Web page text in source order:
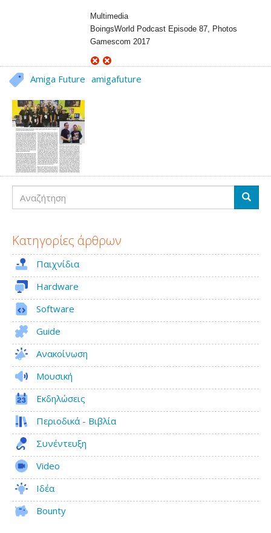
Multimedia
BoingsWorld Podcast Episode 87, Photos
Gamescom 2017
Amiga Future amigafuture
Αναζήτηση
Κατηγορίες άρθρων
Παιχνίδια
Hardware
Software
Guide
Ανακοίνωση
Μουσική
Εκδηλώσεις
Περιοδικά - Βιβλία
Συνέντευξη
Video
Ιδέα
Bounty